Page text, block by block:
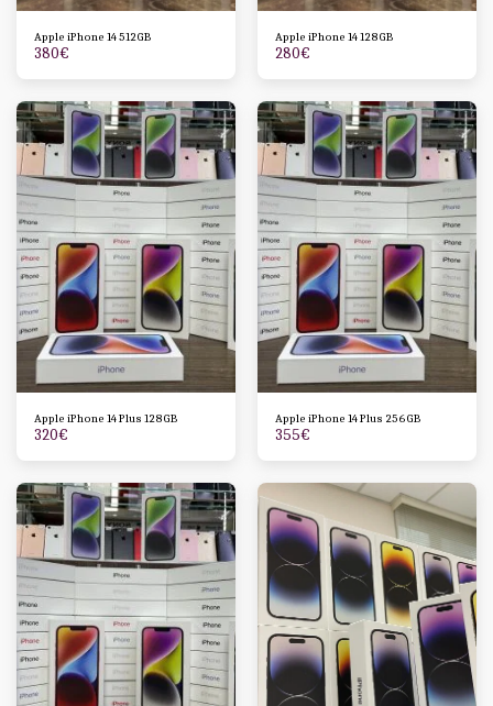
Apple iPhone 14 512GB
380€
Apple iPhone 14 128GB
280€
Apple iPhone 14 Plus 128GB
320€
Apple iPhone 14 Plus 256GB
355€